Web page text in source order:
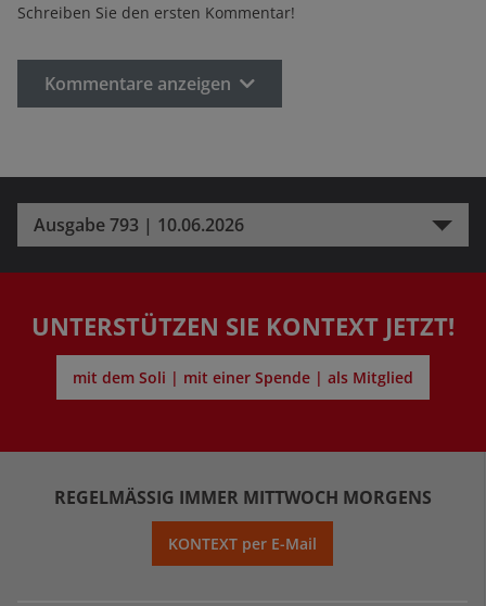
Schreiben Sie den ersten Kommentar!
Kommentare anzeigen
Ausgabe 793 | 10.06.2026
UNTERSTÜTZEN SIE KONTEXT JETZT!
mit dem Soli | mit einer Spende | als Mitglied
REGELMÄSSIG IMMER MITTWOCH MORGENS
KONTEXT per E-Mail